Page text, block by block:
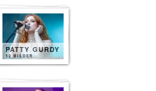
PATTY GURDY
12 BILDER